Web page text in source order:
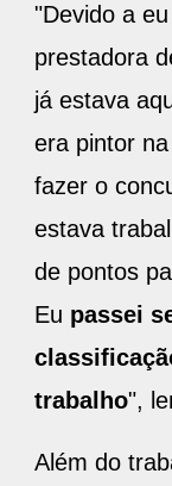
"Devido a
prestadora
já estava
era pintor
fazer o
estava
de pontos
Eu passei
trabalho",
Além do